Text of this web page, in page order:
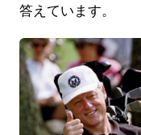
答えています。